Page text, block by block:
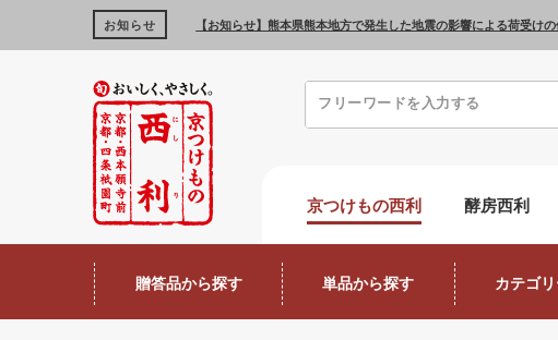
お知らせ 【お知らせ】熊本県熊本地方で発生した地震の影響による荷受け
京つけもの西利 酵房西利
贈答品から探す 単品から探す カテゴ